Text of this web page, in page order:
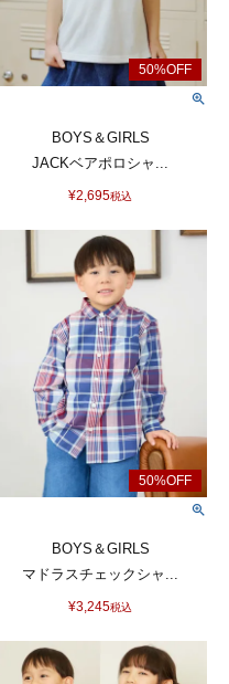
BOYS＆GIRLS
JACKベアポロシャ...
¥2,695税込
BOYS＆GIRLS
マドラスチェックシャ...
¥3,245税込